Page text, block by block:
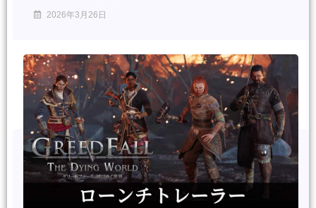
2026年3月26日